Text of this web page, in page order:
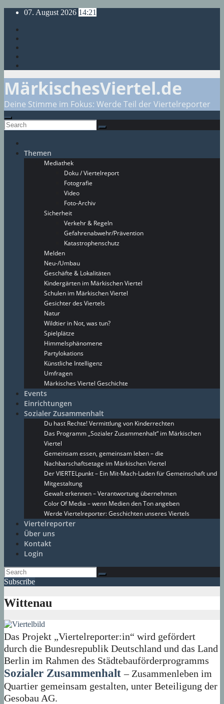
Skip
content
07. August 2026 14:21
MärkischesViertel.de
Deine Stimme im Fokus: Werde Teil der Viertelreporter
Themen
Mediathek
Doku / Viertelreport
Fotografie
Video
Foto-Archiv
Sicherheit
Verkehr & Regeln
Gefahrenabwehr/Prävention
Katastrophenschutz
Melden
Neu-/Umbau
Geschäfte & Lokalitäten
Kindergärten im Märkischen Viertel
Schulen im Märkischen Viertel
Gesichter des Viertels
Natur
Wildtier in Not, was tun?
Spielplätze
Himmelsphänomene
Partylokations
Künstliche Intelligenz
Umfragen
Märkisches Viertel Geschichte
Events
Einrichtungen
Sozialer Zusammenhalt
Du hast Rechte! Vermittlung von Kinderrechten
Das Programm „Sozialer Zusammenhalt“ im Märkischen
Viertel
Gemeinsam essen, gemeinsam leben – die
Nachbarschaftsetage im Märkischen Viertel
Der VIERTELpunkt – Ein Mit-Mach-Laden für Gemeinschaft und
Mitgestaltung
Gewalt erkennen – Verantwortung übernehmen
Color Of Media – wenn Medien den Ton angeben
Werde Viertelreporter: Geschichten unseres Viertels
Viertelreporter
Über uns
Kontakt
Login
Subscribe
Wittenau
Das Projekt „Viertelreporter:in“ wird gefördert
durch die Bundesrepublik Deutschland und das Land
Berlin im Rahmen des Städtebauförderprogramms
Sozialer Zusammenhalt – Zusammenleben im
Quartier gemeinsam gestalten, unter Beteiligung der
Gesobau AG.